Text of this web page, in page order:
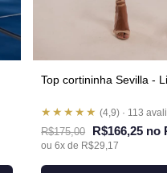
Top cortininha Sevilla -
★★★★★ (4,9) · 113
R$175,00 R$166,25 no
ou 6x de R$29,17